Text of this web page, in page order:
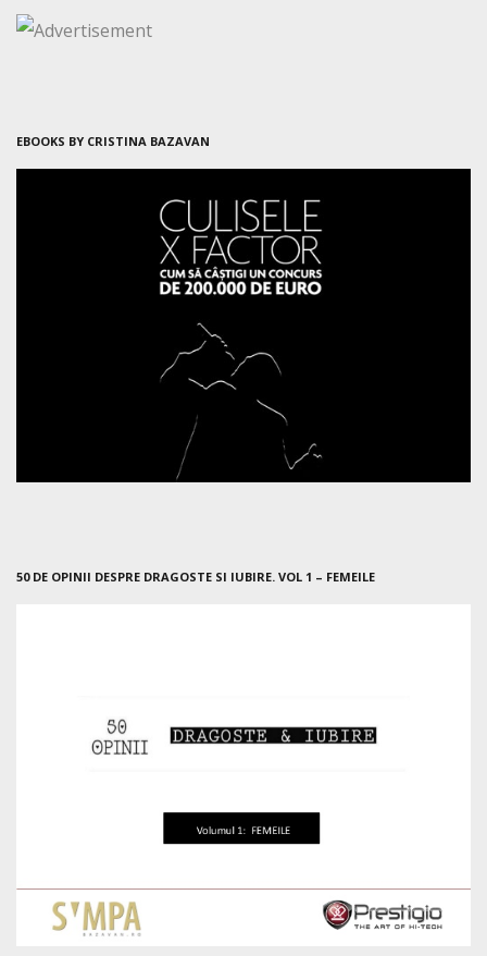
EBOOKS BY CRISTINA BAZAVAN
50 DE OPINII DESPRE DRAGOSTE SI IUBIRE. VOL 1 – FEMEILE